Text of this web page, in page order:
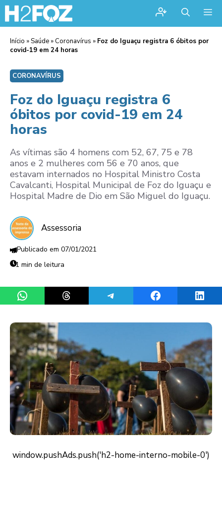
Início »Saúde » Coronavírus » Foz do Iguaçu registra 6 óbitos por
covid-19 em 24 horas
CORONAVÍRUS
Foz do Iguaçu registra 6
óbitos por covid-19 em 24
horas
As vítimas são 4 homens com 52, 67, 75 e 78
anos e 2 mulheres com 56 e 70 anos, que
estavam internados no Hospital Ministro Costa
Cavalcanti, Hospital Municipal de Foz do Iguaçu e
Hospital Madre de Dio em São Miguel do Iguaçu.
Assessoria
07/01/2021
1 min de leitura
Share on WhatsAppShare on ThreadsShare on TelegramShare on Facebook